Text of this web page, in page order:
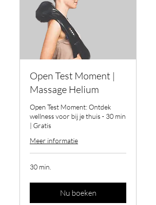
Open Test Moment |
Massage Helium
Open Test Moment: Ontdek
wellness voor bij je thuis - 30 min
| Gratis
Meer informatie
30 min.
Nu boeken